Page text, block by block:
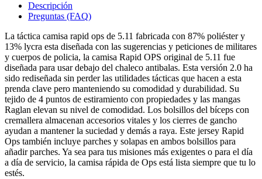
Descripción
Preguntas (FAQ)
La táctica camisa rapid ops de 5.11 fabricada con 87% poliéster y
13% lycra esta diseñada con las sugerencias y peticiones de militares
y cuerpos de policia, la camisa Rapid OPS original de 5.11 fue
diseñada para usar debajo del chaleco antibalas. Esta versión 2.0 ha
sido rediseñada sin perder las utilidades tácticas que hacen a esta
prenda clave pero manteniendo su comodidad y durabilidad. Su
tejido de 4 puntos de estiramiento con propiedades y las mangas
Raglan elevan su nivel de comodidad. Los bolsillos del bíceps con
cremallera almacenan accesorios vitales y los cierres de gancho
ayudan a mantener la suciedad y demás a raya. Este jersey Rapid
Ops también incluye parches y solapas en ambos bolsillos para
añadir parches. Ya sea para tus misiones más exigentes o para el día
a día de servicio, la camisa rápida de Ops está lista siempre que tu lo
estés.